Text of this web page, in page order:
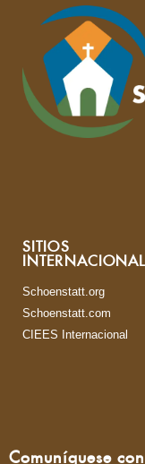
SITIOS
Schoenstatt.org
Schoenstatt.com
CIEES Internacional
Comuníquese